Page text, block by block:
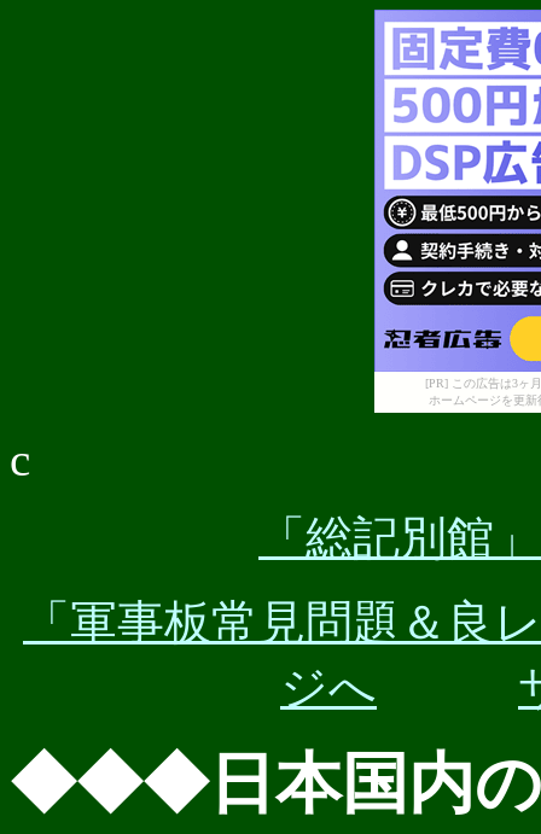
[PR] この広告は3ヶ
ホームページを更
c
「総記別館
「軍事板常見問題＆良
ジへ
◆◆◆日本国内の